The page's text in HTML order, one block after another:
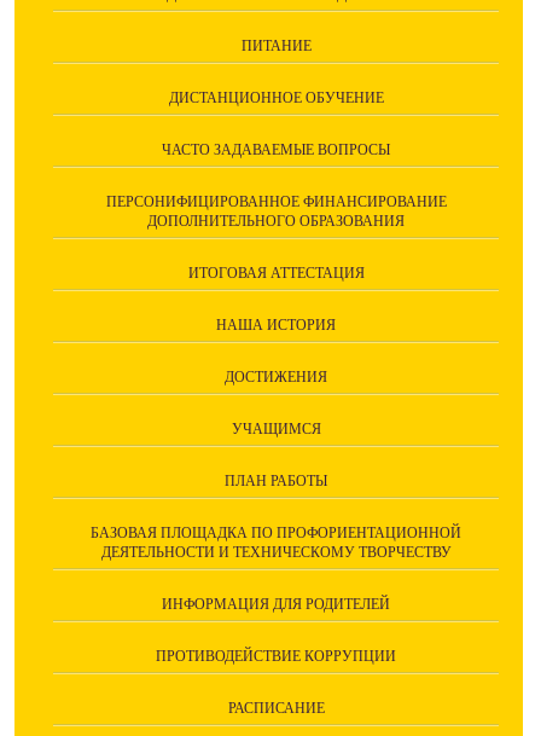
ПИТАНИЕ
ДИСТАНЦИОННОЕ ОБУЧЕНИЕ
ЧАСТО ЗАДАВАЕМЫЕ ВОПРОСЫ
ПЕРСОНИФИЦИРОВАННОЕ ФИНАНСИРОВАНИЕ
ДОПОЛНИТЕЛЬНОГО ОБРАЗОВАНИЯ
ИТОГОВАЯ АТТЕСТАЦИЯ
НАША ИСТОРИЯ
ДОСТИЖЕНИЯ
УЧАЩИМСЯ
ПЛАН РАБОТЫ
БАЗОВАЯ ПЛОЩАДКА ПО ПРОФОРИЕНТАЦИОННОЙ
ДЕЯТЕЛЬНОСТИ И ТЕХНИЧЕСКОМУ ТВОРЧЕСТВУ
ИНФОРМАЦИЯ ДЛЯ РОДИТЕЛЕЙ
ПРОТИВОДЕЙСТВИЕ КОРРУПЦИИ
РАСПИСАНИЕ